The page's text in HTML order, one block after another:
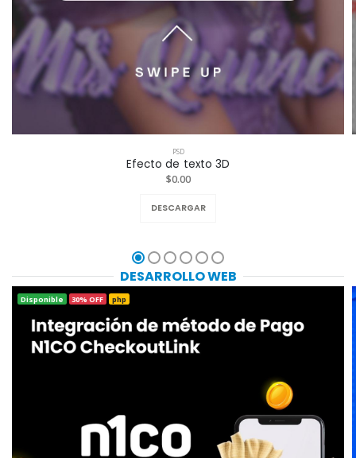
PSD
Efecto de texto 3D
$0.00
DESCARGAR
DESARROLLO WEB
Disponible 30% OFF php